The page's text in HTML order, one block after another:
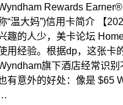
Rewards
“温大妈”)信用卡简介 【
趣的人少，美卡论坛
用经验。根据dp，这张卡
旗下酒店经常识
有意外的好处：像是 $65